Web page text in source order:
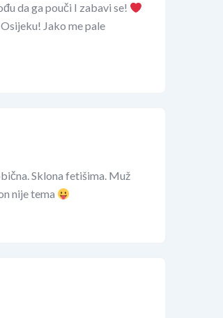
da ga pouči I zabavi se!
Jako me pale
Sklona fetišima. Muž
nije tema